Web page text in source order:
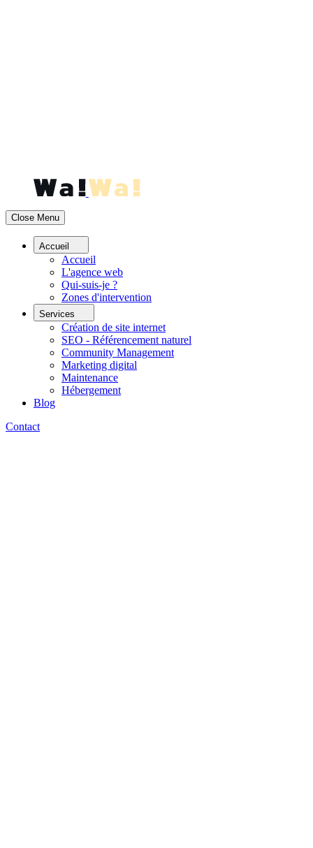
Close Menu
Accueil
Accueil
L'agence web
Qui-suis-je ?
Zones d'intervention
Services
Création de site internet
SEO - Référencement naturel
Community Management
Marketing digital
Maintenance
Hébergement
Blog
Contact